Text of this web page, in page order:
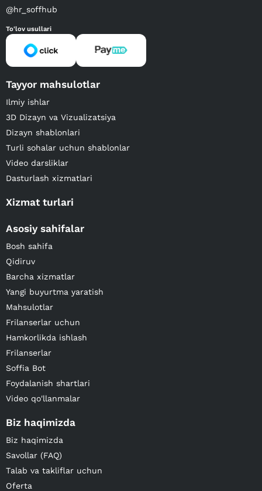
@hr_soffhub
To'lov usullari
Tayyor mahsulotlar
Ilmiy ishlar
3D Dizayn va Vizualizatsiya
Dizayn shablonlari
Turli sohalar uchun shablonlar
Video darsliklar
Dasturlash xizmatlari
Xizmat turlari
Asosiy sahifalar
Bosh sahifa
Qidiruv
Barcha xizmatlar
Yangi buyurtma yaratish
Mahsulotlar
Frilanserlar uchun
Hamkorlikda ishlash
Frilanserlar
Soffia Bot
Foydalanish shartlari
Video qo'llanmalar
Biz haqimizda
Biz haqimizda
Savollar (FAQ)
Talab va takliflar uchun
Oferta